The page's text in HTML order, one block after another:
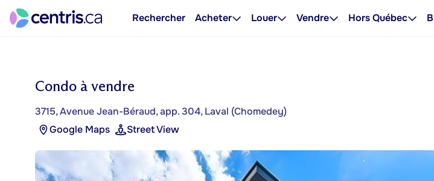
Rechercher Acheter Louer Vendre Hors Québec
Condo à vendre
3715, Avenue Jean-Béraud, app. 304, Laval (Chomedey)
Google Maps
Street View